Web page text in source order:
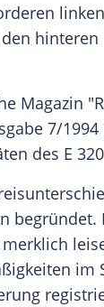
hinteren
Magazin
7/
des E
begründet.
im